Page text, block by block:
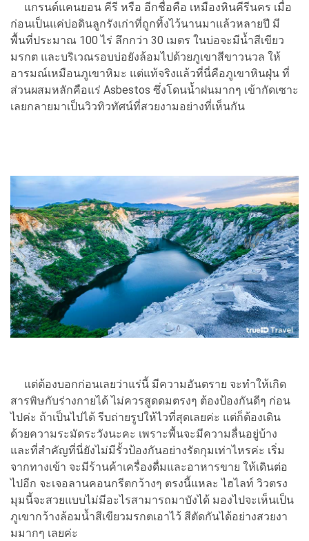
แกรนด์แคนยอน คีรี หรือ อีกชื่อคือ เหมืองหินคีรีนคร เมื่อ
ก่อนเป็นแค่บ่อดินลูกรังเก่าที่ถูกทิ้งไว้นานมาแล้วหลายปี มี
พื้นที่ประมาณ 100 ไร่ ลึกกว่า 30 เมตร ในบ่อจะมีน้ำสีเขียว
มรกต และบริเวณรอบบ่อยังล้อมไปด้วยภูเขาสีขาวนวล ให้
อารมณ์เหมือนภูเขาหิมะ แต่แท้จริงแล้วที่นี่คือภูเขาหินฝุ่น ที่
ส่วนผสมหลักคือแร่ Asbestos ซึ่งโดนน้ำฝนมากๆ เข้ากัดเซาะ
เลยกลายมาเป็นวิวทิวทัศน์ที่สวยงามอย่างที่เห็นกัน
แต่ต้องบอกก่อนเลยว่าแร่นี้ มีความอันตราย จะทำให้เกิด
สารพิษกับร่างกายได้ ไม่ควรสูดดมตรงๆ ต้องป้องกันดีๆ ก่อน
ไปค่ะ ถ้าเป็นไปได้ รีบถ่ายรูปให้ไวที่สุดเลยค่ะ แต่ก็ต้องเดิน
ด้วยความระมัดระวังนะคะ เพราะพื้นจะมีความลื่นอยู่บ้าง
และที่สำคัญที่นี่ยังไม่มีรั้วป้องกันอย่างรัดกุมเท่าไหรค่ะ เริ่ม
จากทางเข้า จะมีร้านค้าเครื่องดื่มและอาหารขาย ให้เดินต่อ
ไปอีก จะเจอลานคอนกรีตกว้างๆ ตรงนี้แหละ ไฮไลท์ วิวตรง
มุมนี้จะสวยแบบไม่มีอะไรสามารถมาบังได้ มองไปจะเห็นเป็น
ภูเขากว้างล้อมน้ำสีเขียวมรกตเอาไว้ สีตัดกันได้อย่างสวยงา
มมากๆ เลยค่ะ